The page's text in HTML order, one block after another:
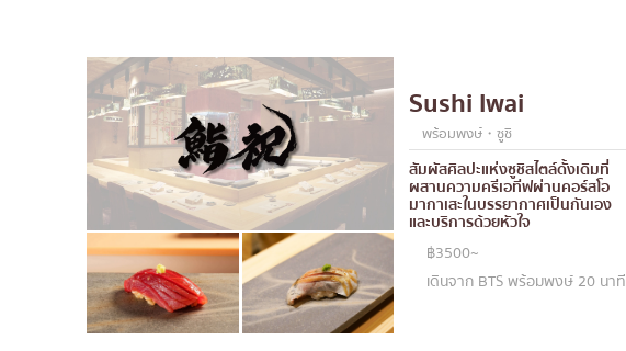
Sushi Iwai
พร้อมพงษ์・ซูชิ
สัมผัสศิลปะแห่งซูชิสไตล์ดั้งเดิมที่
ผสานความครีเอทีฟผ่านคอร์สโอ
มากาเสะในบรรยากาศเป็นกันเอง
และบริการด้วยหัวใจ
฿3500~
เดินจาก BTS พร้อมพงษ์ 20 นาที